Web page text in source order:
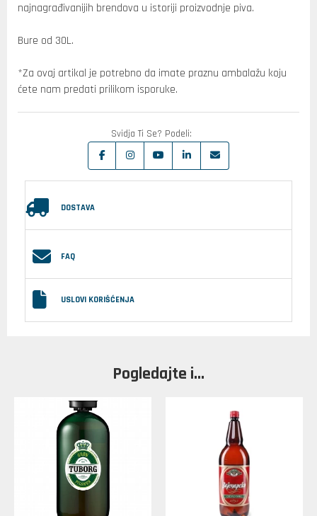
najnagrađivanijih brendova u istoriji proizvodnje piva.
Bure od 30L.
*Za ovaj artikal je potrebno da imate praznu ambalažu koju
ćete nam predati prilikom isporuke.
Svidja Ti Se? Podeli:
DOSTAVA
FAQ
USLOVI KORIŠĆENJA
Pogledajte i...